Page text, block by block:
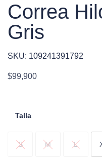
Correa
Gris
SKU: 109241391792
$99,900
Talla
S M L